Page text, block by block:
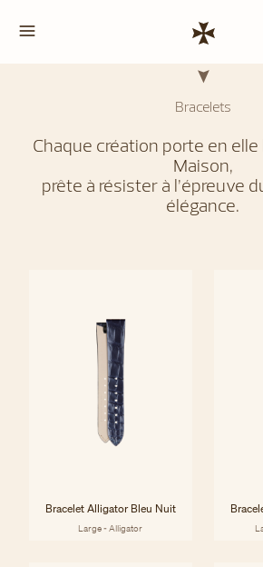
Bracelets
Chaque création porte en elle
Maison,
prête à résister à l’épreuve
élégance.
Bracelet Alligator Bleu Nuit
Large - Alligator